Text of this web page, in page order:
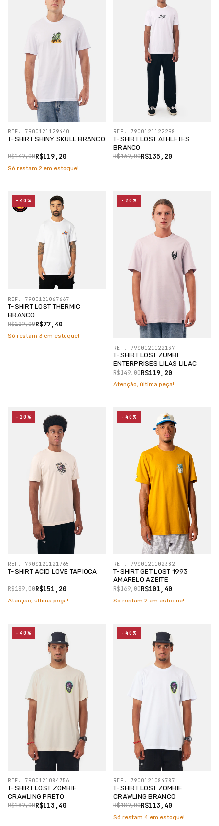
T-SHIRT SHINY SKULL BRANCO
R$119,20
R$149,00
REF. 7900121129440
Só restam 2 em estoque!
T-SHIRT LOST ATHLETES
BRANCO
R$135,20
R$169,00
REF. 7900121122298
T-SHIRT LOST THERMIC
BRANCO
R$77,40
R$129,00
REF. 7900121067667
-40%
Só restam 3 em estoque!
T-SHIRT LOST ZUMBI
ENTERPRISES LILAS LILAC
R$119,20
R$149,00
REF. 7900121122137
-20%
Atenção, última peça!
T-SHIRT ACID LOVE TAPIOCA
R$151,20
R$189,00
REF. 7900121121765
-20%
Atenção, última peça!
T-SHIRT GET LOST 1993
AMARELO AZEITE
R$101,40
R$169,00
REF. 7900121102382
-40%
Só restam 2 em estoque!
T-SHIRT LOST ZOMBIE
CRAWLING PRETO
R$113,40
R$189,00
REF. 7900121084756
-40%
T-SHIRT LOST ZOMBIE
CRAWLING BRANCO
R$113,40
R$189,00
REF. 7900121084787
-40%
Só restam 4 em estoque!